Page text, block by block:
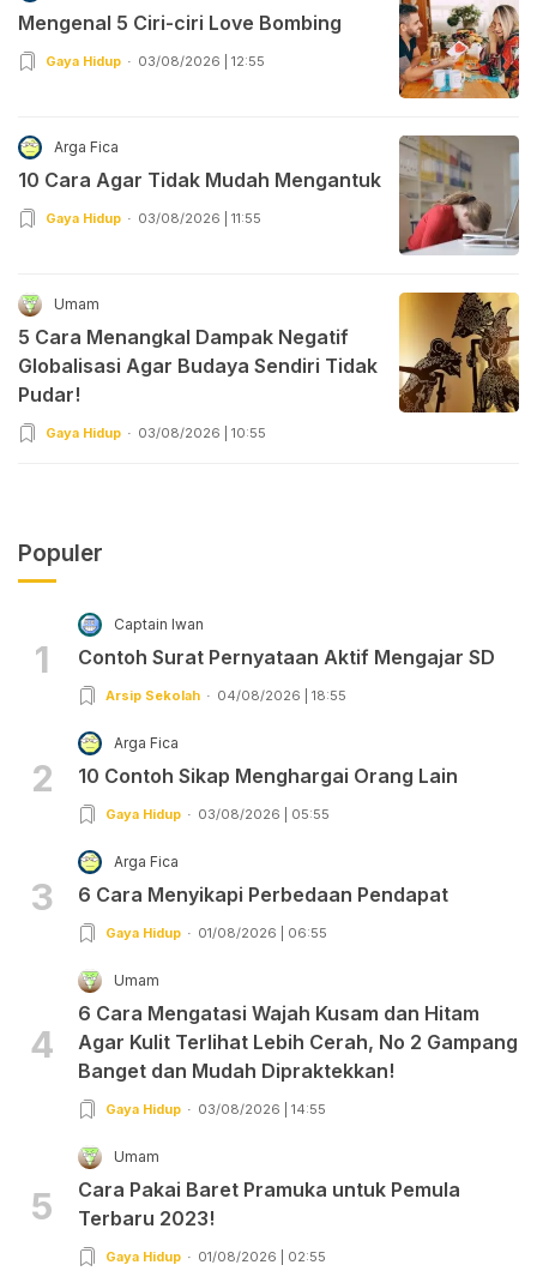
Mengenal 5 Ciri-ciri Love Bombing
Gaya Hidup 03/08/2026 | 12:55
Arga Fica
10 Cara Agar Tidak Mudah Mengantuk
Gaya Hidup 03/08/2026 | 11:55
Umam
5 Cara Menangkal Dampak Negatif
Globalisasi Agar Budaya Sendiri Tidak
Pudar!
Gaya Hidup 03/08/2026 | 10:55
Populer
1
Captain Iwan
Contoh Surat Pernyataan Aktif Mengajar SD
Arsip Sekolah 04/08/2026 | 18:55
2
Arga Fica
10 Contoh Sikap Menghargai Orang Lain
Gaya Hidup 03/08/2026 | 05:55
3
Arga Fica
6 Cara Menyikapi Perbedaan Pendapat
Gaya Hidup 01/08/2026 | 06:55
4
Umam
6 Cara Mengatasi Wajah Kusam dan Hitam
Agar Kulit Terlihat Lebih Cerah, No 2 Gampang
Banget dan Mudah Dipraktekkan!
Gaya Hidup 03/08/2026 | 14:55
5
Umam
Cara Pakai Baret Pramuka untuk Pemula
Terbaru 2023!
Gaya Hidup 01/08/2026 | 02:55